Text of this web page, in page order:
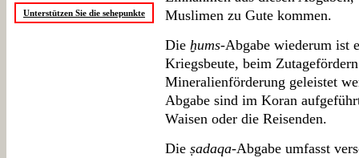
Unterstützen Sie die sehepunkte
Muslimen zu Gute kommen.
Die ḫums-Abgabe wiederum ist
Kriegsbeute, beim
Mineralienförderung geleistet
Abgabe sind im Koran
Waisen oder die Reisenden.
Die ṣadaqa-Abgabe umfasst